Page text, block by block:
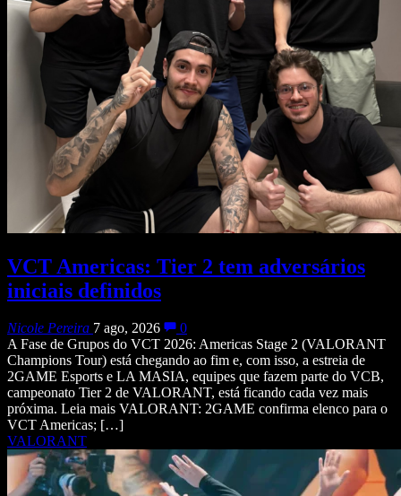
VCT Americas: Tier 2 tem adversários
iniciais definidos
Nicole Pereira 7 ago, 2026
0
A Fase de Grupos do VCT 2026: Americas Stage 2 (VALORANT
Champions Tour) está chegando ao fim e, com isso, a estreia de
2GAME Esports e LA MASIA, equipes que fazem parte do VCB,
campeonato Tier 2 de VALORANT, está ficando cada vez mais
próxima. Leia mais VALORANT: 2GAME confirma elenco para o
VCT Americas; […]
VALORANT